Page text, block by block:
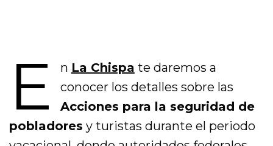
E n La Chispa te daremos a
conocer los detalles sobre las
Acciones para la seguridad de
pobladores y turistas durante el periodo